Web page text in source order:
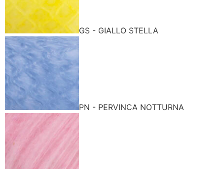
GS - GIALLO STELLA
PN - PERVINCA NOTTURNA